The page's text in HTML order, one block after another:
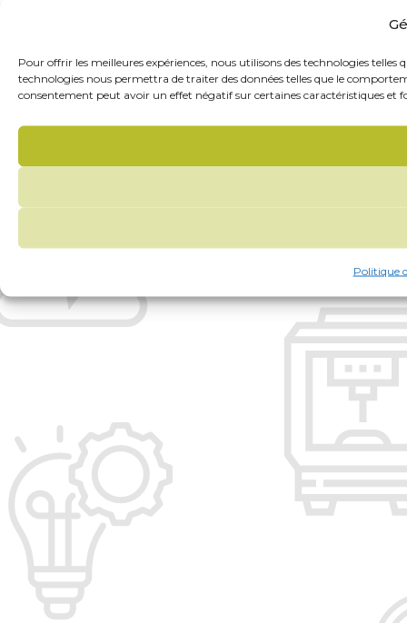
Pour offrir les meilleures expériences, nous utilisons des technologies
technologies nous permettra de traiter des données telles que le
consentement peut avoir un effet négatif sur certaines caractéristiques et
Politique